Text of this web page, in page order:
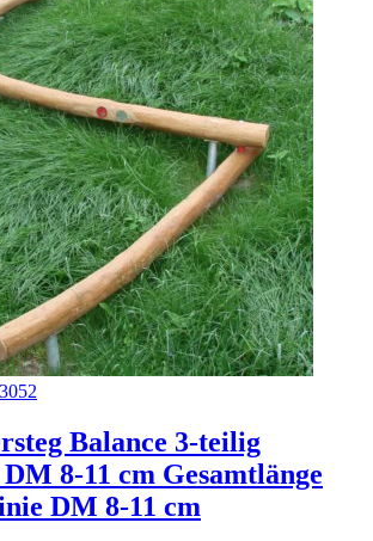
Balance 3-teilig
8-11 cm Gesamtlänge
DM 8-11 cm